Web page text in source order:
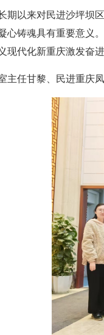
期以来对民进沙坪坝
心铸魂具有重要意义
现代化新重庆激发奋进
主任甘黎、民进重庆